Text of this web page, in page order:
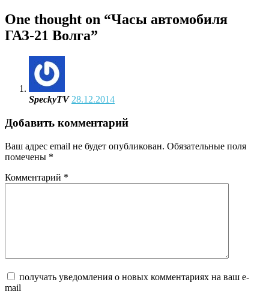
One thought on “Часы автомобиля
ГАЗ-21 Волга”
SpeckyTV 28.12.2014
Добавить комментарий
Ваш адрес email не будет опубликован. Обязательные поля
помечены *
Комментарий *
получать уведомления о новых комментариях на ваш e-
mail